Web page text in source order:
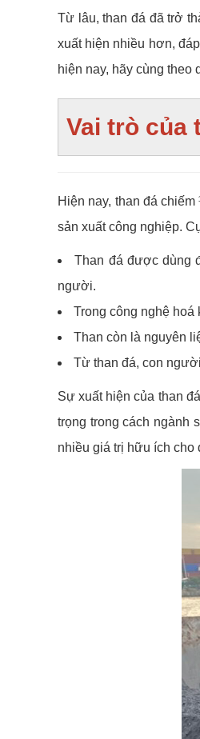
Từ lâu, than đá đã trở
xuất hiện nhiều hơn,
hiện nay, hãy cùng theo
Vai trò của
Hiện nay, than đá
sản xuất công nghiệp.
Than đá được dùng
người.
Trong công nghệ
Than còn là nguyên
Từ than đá, con
Sự xuất hiện của than
trọng trong cách ngành
nhiều giá trị hữu ích cho